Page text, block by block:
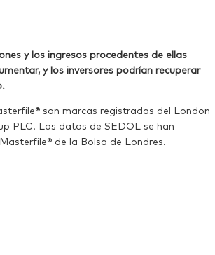
V20D
y los ingresos procedentes de ellas
y los inversores podrían recuperar
son marcas registradas del London
PLC. Los datos de SEDOL se han
de la Bolsa de Londres.